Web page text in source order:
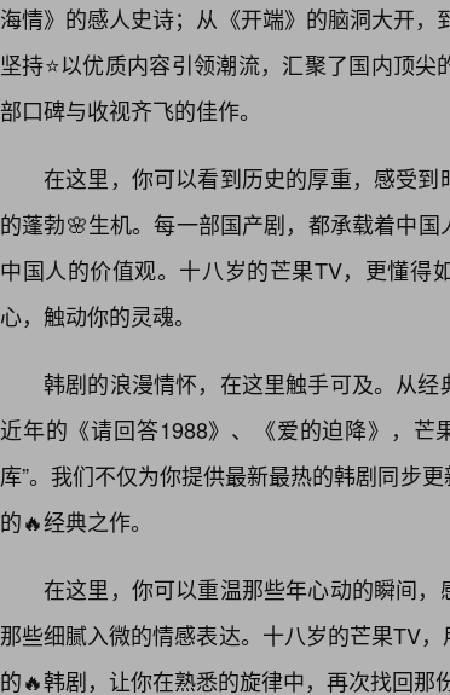
海情》的感人史诗；从《开端》的脑洞大开
坚持⭐以优质内容引领潮流，汇聚了国内顶
部口碑与收视齐飞的佳作。
在这里，你可以看到历史的厚重，感受
的蓬勃🌸生机。每一部国产剧，都承载着中
中国人的价值观。十八岁的芒果TV，更懂得
心，触动你的灵魂。
韩剧的浪漫情怀，在这里触手可及。从
近年的《请回答1988》、《爱的迫降》，芒
库”。我们不仅为你提供最新最热的韩剧同步
的🔥经典之作。
在这里，你可以重温那些年心动的瞬间
那些细腻入微的情感表达。十八岁的芒果TV
的🔥韩剧，让你在熟悉的旋律中，再次找回那